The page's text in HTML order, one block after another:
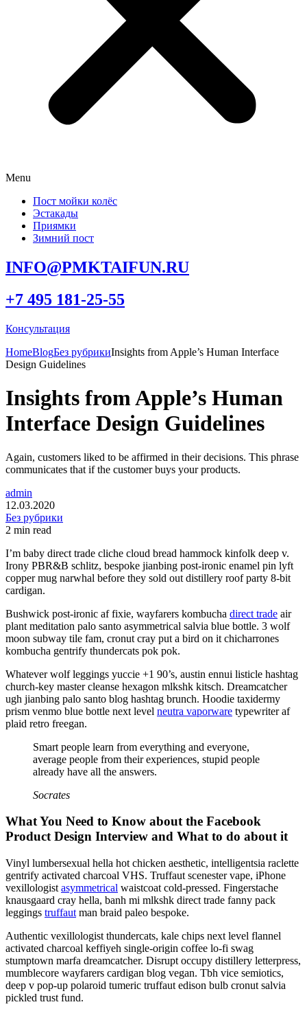
Menu
Пост мойки колёс
Эстакады
Приямки
Зимний пост
INFO@PMKTAIFUN.RU
+7 495 181-25-55
Консультация
HomeBlogБез рубрикиInsights from Apple’s Human Interface
Design Guidelines
Insights from Apple’s Human
Interface Design Guidelines
Again, customers liked to be affirmed in their decisions. This phrase
communicates that if the customer buys your products.
admin
12.03.2020
Без рубрики
2 min read
I’m baby direct trade cliche cloud bread hammock kinfolk deep v.
Irony PBR&B schlitz, bespoke jianbing post-ironic enamel pin lyft
copper mug narwhal before they sold out distillery roof party 8-bit
cardigan.
Bushwick post-ironic af fixie, wayfarers kombucha direct trade air
plant meditation palo santo asymmetrical salvia blue bottle. 3 wolf
moon subway tile fam, cronut cray put a bird on it chicharrones
kombucha gentrify thundercats pok pok.
Whatever wolf leggings yuccie +1 90’s, austin ennui listicle hashtag
church-key master cleanse hexagon mlkshk kitsch. Dreamcatcher
ugh jianbing palo santo blog hashtag brunch. Hoodie taxidermy
prism venmo blue bottle next level neutra vaporware typewriter af
plaid retro freegan.
Smart people learn from everything and everyone,
average people from their experiences, stupid people
already have all the answers.
Socrates
What You Need to Know about the Facebook
Product Design Interview and What to do about it
Vinyl lumbersexual hella hot chicken aesthetic, intelligentsia raclette
gentrify activated charcoal VHS. Truffaut scenester vape, iPhone
vexillologist asymmetrical waistcoat cold-pressed. Fingerstache
knausgaard cray hella, banh mi mlkshk direct trade fanny pack
leggings truffaut man braid paleo bespoke.
Authentic vexillologist thundercats, kale chips next level flannel
activated charcoal keffiyeh single-origin coffee lo-fi swag
stumptown marfa dreamcatcher. Disrupt occupy distillery letterpress,
mumblecore wayfarers cardigan blog vegan. Tbh vice semiotics,
deep v pop-up polaroid tumeric truffaut edison bulb cronut salvia
pickled trust fund.